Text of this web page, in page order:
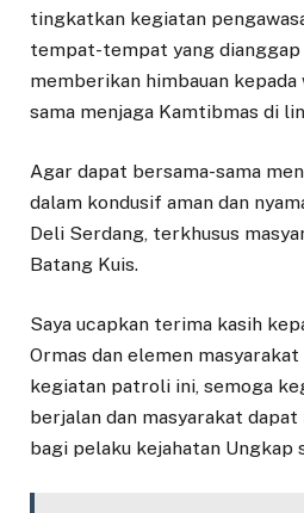
tingkatkan kegiatan
tempat-tempat yang dianggap
memberikan himbauan
sama menjaga Kamtibmas di
Agar dapat bersama-sama
dalam kondusif aman dan
Deli Serdang, terkhusus
Batang Kuis.
Saya ucapkan terima kasih
Ormas dan elemen
kegiatan patroli ini, semoga
berjalan dan masyarakat
bagi pelaku kejahatan Ungkap